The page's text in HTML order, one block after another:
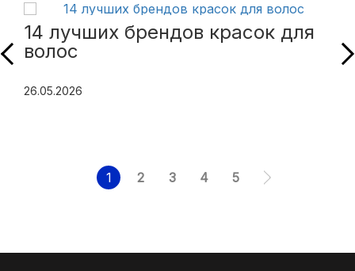
14 лучших брендов красок для
волос
26.05.2026
1 2 3 4 5